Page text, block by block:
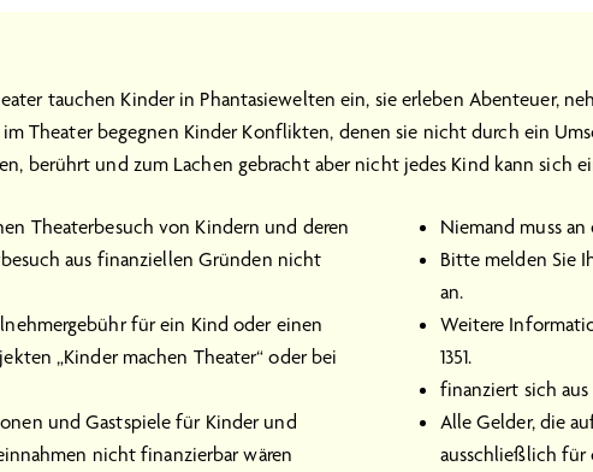
tauchen Kinder in Phantasiewelten ein, sie erleben Abenteuer,
Theater begegnen Kinder Konflikten, denen sie nicht durch ein
berührt und zum Lachen gebracht aber nicht jedes Kind kann sich
Theaterbesuch von Kindern und deren
aus finanziellen Gründen nicht
für ein Kind oder einen
„Kinder machen Theater“ oder bei
und Gastspiele für Kinder und
nicht finanzierbar wären
Niemand muss
Bitte melden Sie
an.
Weitere
1351.
finanziert sich aus
Alle Gelder, die
ausschließlich für